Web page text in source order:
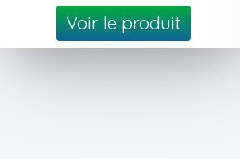
Voir le produit